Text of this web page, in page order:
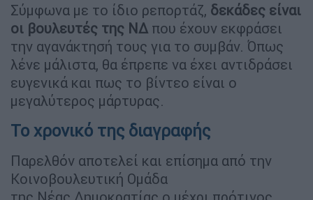
Σύμφωνα με το ίδιο ρεπορτάζ, δεκάδες είναι
οι βουλευτές της ΝΔ που έχουν εκφράσει
την αγανάκτησή τους για το συμβάν. Όπως
λένε μάλιστα, θα έπρεπε να έχει αντιδράσει
ευγενικά και πως το βίντεο είναι ο
μεγαλύτερος μάρτυρας.
Το χρονικό της διαγραφής
Παρελθόν αποτελεί και επίσημα από την
Κοινοβουλευτική Ομάδα